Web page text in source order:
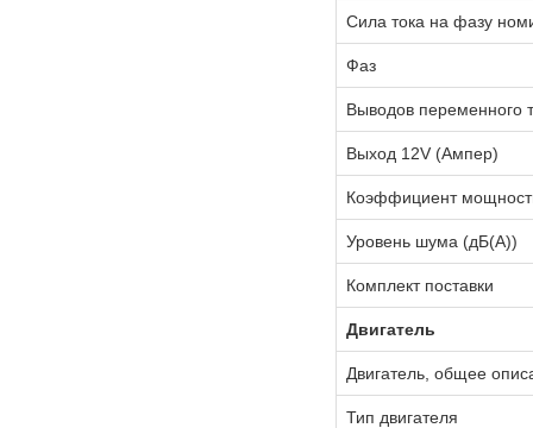
Сила тока на фазу
Фаз
Выводов переменного
Выход 12V (Ампер)
Коэффициент
Уровень шума (дБ(А))
Комплект поставки
Двигатель
Двигатель, общее
Тип двигателя